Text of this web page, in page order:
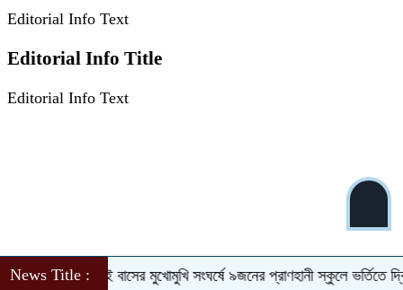
News Title :
ওসমানীনগরে দুই বাসের মুখোমুখি সংঘর্ষে ৯জনের প্রাণহানীস্কুলে ভর্তিতে
Editorial Info Text
Editorial Info Title
Editorial Info Text